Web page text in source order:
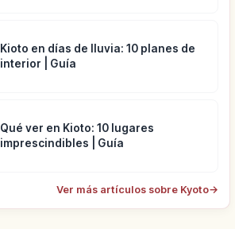
Kioto en días de lluvia: 10 planes de
interior | Guía
Qué ver en Kioto: 10 lugares
imprescindibles | Guía
Ver más artículos sobre Kyoto→